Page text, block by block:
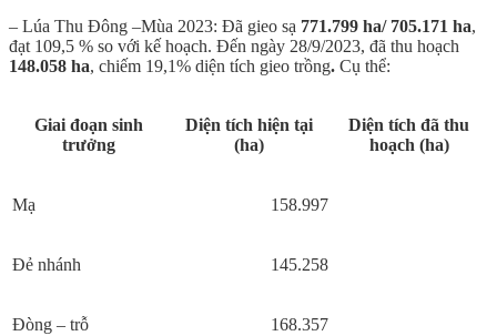
– Lúa Thu Đông –Mùa 2023: Đã gieo sạ 771.799 ha/ 705.171 ha,
đạt 109,5 % so với kế hoạch. Đến ngày 28/9/2023, đã thu hoạch
148.058 ha, chiếm 19,1% diện tích gieo trồng. Cụ thể:
Giai đoạn sinh
trưởng
Diện tích hiện tại
(ha)
Diện tích đã thu
hoạch (ha)
Mạ 158.997
Đẻ nhánh 145.258
Đòng – trỗ 168.357